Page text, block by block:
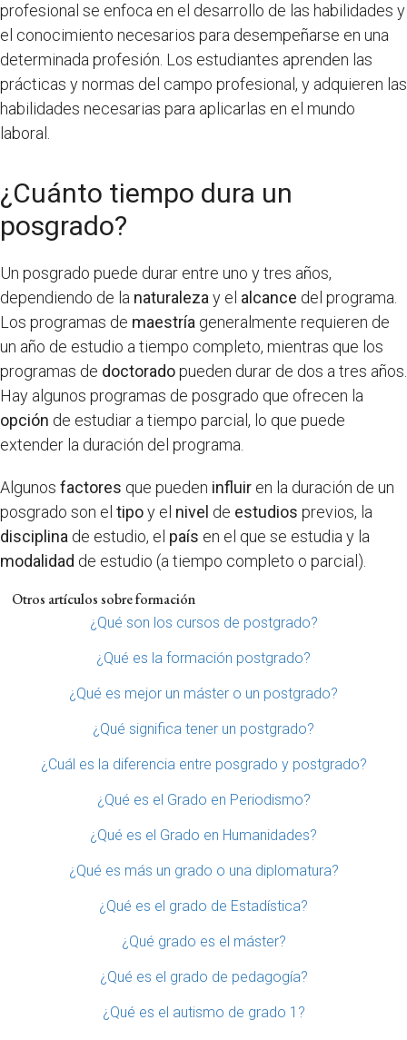
profesional se enfoca en el desarrollo de las habilidades y
el conocimiento necesarios para desempeñarse en una
determinada profesión. Los estudiantes aprenden las
prácticas y normas del campo profesional, y adquieren las
habilidades necesarias para aplicarlas en el mundo
laboral.
¿Cuánto tiempo dura un
posgrado?
Un posgrado puede durar entre uno y tres años,
dependiendo de la naturaleza y el alcance del programa.
Los programas de maestría generalmente requieren de
un año de estudio a tiempo completo, mientras que los
programas de doctoradopueden durar de dos a tres años.
Hay algunos programas de posgrado que ofrecen la
opción de estudiar a tiempo parcial, lo que puede
extender la duración del programa.
Algunos factores que pueden influir en la duración de un
posgrado son el tipoy el nivel de estudios previos, la
disciplina de estudio, el país en el que se estudia y la
modalidad de estudio (a tiempo completo o parcial).
Otros artículos sobre formación
¿Qué son los cursos de postgrado?
¿Qué es la formación postgrado?
¿Qué es mejor un máster o un postgrado?
¿Qué significa tener un postgrado?
¿Cuál es la diferencia entre posgrado y postgrado?
¿Qué es el Grado en Periodismo?
¿Qué es el Grado en Humanidades?
¿Qué es más un grado o una diplomatura?
¿Qué es el grado de Estadística?
¿Qué grado es el máster?
¿Qué es el grado de pedagogía?
¿Qué es el autismo de grado 1?